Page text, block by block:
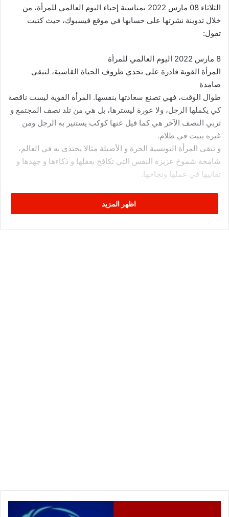
الثلاثاء 08 مارس 2022 بمناسبة إحياء اليوم العالمي للمرأة، من
خلال تدوينة نشرتها على حسابها في موقع فيسبوك، حيث كتبت
تقول:
8 مارس 2022 اليوم العالمي للمرأة
المرأة القوية قادرة على تحدي ظروف الحياة القاسية، لتبقى
صامدة
طوال الوقت، فهي تصنع سعادتها بنفسها. المرأة القوية ليست ناقصة
كي يكملها الرجل، ولا عورة ليسترها، بل هي من تلد نصف المجتمع و
تربي النصف الآخر هي كما قيل عنها كوكب يستنير به الرجل ومن
غيره يبيت في ظلام.
و تبقى المرأة التونسية الحرة و الأصيلة مثالا يحتذى به في العالم،
شامخة شموخ عزيزة النفس التي تكافح بعقلها و ذكاءها و جهدها و
تفانيها في عملها ونجاحها.
اظهر المزيد